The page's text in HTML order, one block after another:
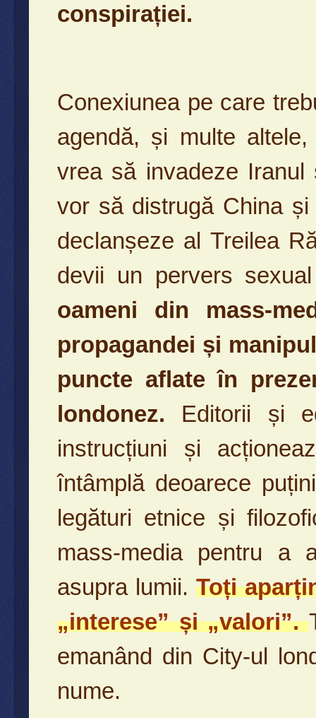
conspirației.
Conexiunea pe care
agendă, și multe
vrea să invadeze
vor să distrugă China
declanșeze al Treilea
devii un pervers
oameni din mass-
propagandei și
puncte aflate în
londonez. Editorii și
instrucțiuni și
întâmplă deoarece
legături etnice și
mass-media pentru a
asupra lumii. Toți
„interese” și „valori”.
emanând din City-ul
nume.